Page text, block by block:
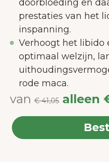
doorbloeding en
prestaties van het
inspanning.
Verhoogt het libido
optimaal welzijn,
rode maca.
van € 41,05 alleen